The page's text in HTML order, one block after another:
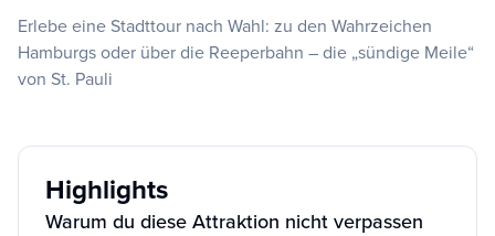
Erlebe eine Stadttour nach Wahl: zu den Wahrzeichen
Hamburgs oder über die Reeperbahn – die „sündige Meile“
von St. Pauli
Highlights
Warum du diese Attraktion nicht verpassen